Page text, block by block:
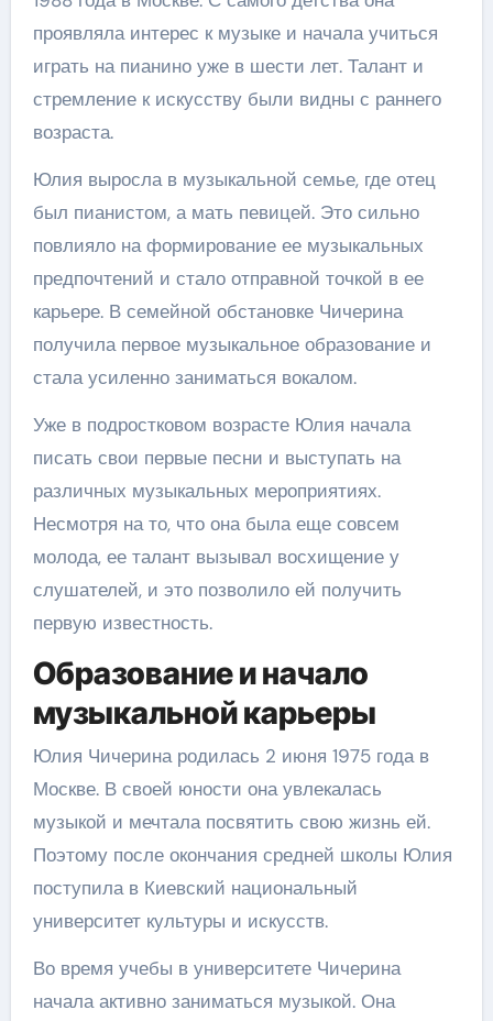
проявляла интерес к музыке и начала учиться
играть на пианино уже в шести лет. Талант и
стремление к искусству были видны с раннего
возраста.
Юлия выросла в музыкальной семье, где отец
был пианистом, а мать певицей. Это сильно
повлияло на формирование ее музыкальных
предпочтений и стало отправной точкой в ее
карьере. В семейной обстановке Чичерина
получила первое музыкальное образование и
стала усиленно заниматься вокалом.
Уже в подростковом возрасте Юлия начала
писать свои первые песни и выступать на
различных музыкальных мероприятиях.
Несмотря на то, что она была еще совсем
молода, ее талант вызывал восхищение у
слушателей, и это позволило ей получить
первую известность.
Образование и начало
музыкальной карьеры
Юлия Чичерина родилась 2 июня 1975 года в
Москве. В своей юности она увлекалась
музыкой и мечтала посвятить свою жизнь ей.
Поэтому после окончания средней школы Юлия
поступила в Киевский национальный
университет культуры и искусств.
Во время учебы в университете Чичерина
начала активно заниматься музыкой. Она